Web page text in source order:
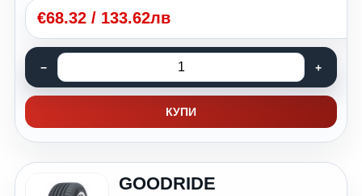
€68.32 / 133.62лв
КУПИ
GOODRIDE